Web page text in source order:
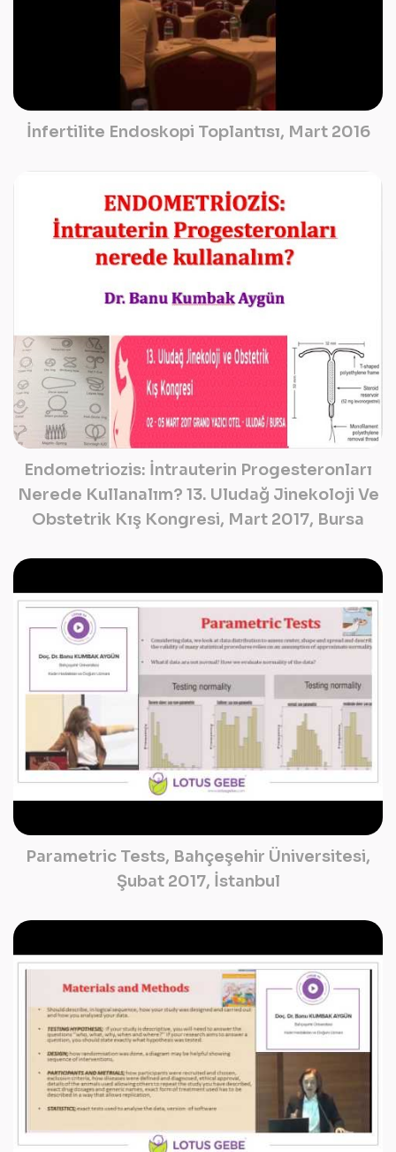
İnfertilite Endoskopi Toplantısı, Mart 2016
Endometriozis: İntrauterin Progesteronları
Nerede Kullanalım? 13. Uludağ Jinekoloji Ve
Obstetrik Kış Kongresi, Mart 2017, Bursa
Parametric Tests, Bahçeşehir Üniversitesi,
Şubat 2017, İstanbul